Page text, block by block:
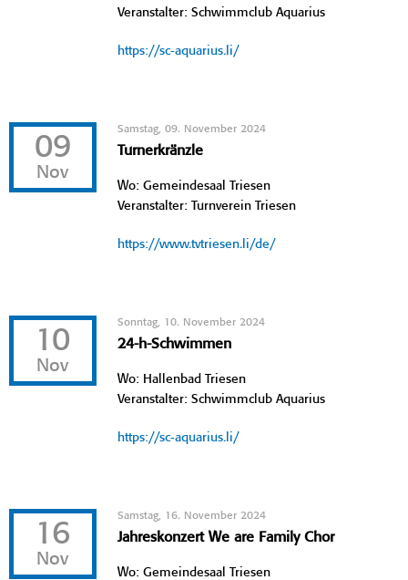
Veranstalter: Schwimmclub Aquarius
https://sc-aquarius.li/
09
Nov
Samstag, 09. November 2024
Turnerkränzle
Wo: Gemeindesaal Triesen
Veranstalter: Turnverein Triesen
https://www.tvtriesen.li/de/
10
Nov
Sonntag, 10. November 2024
24-h-Schwimmen
Wo: Hallenbad Triesen
Veranstalter: Schwimmclub Aquarius
https://sc-aquarius.li/
16
Nov
Samstag, 16. November 2024
Jahreskonzert We are Family Chor
Wo: Gemeindesaal Triesen